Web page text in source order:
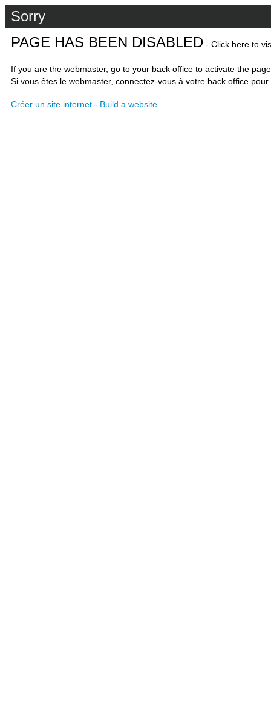
Sorry
PAGE HAS BEEN DISABLED - Click here to
If you are the webmaster, go to your back office to activate the
Si vous êtes le webmaster, connectez-vous à votre back office
Créer un site internet - Build a website